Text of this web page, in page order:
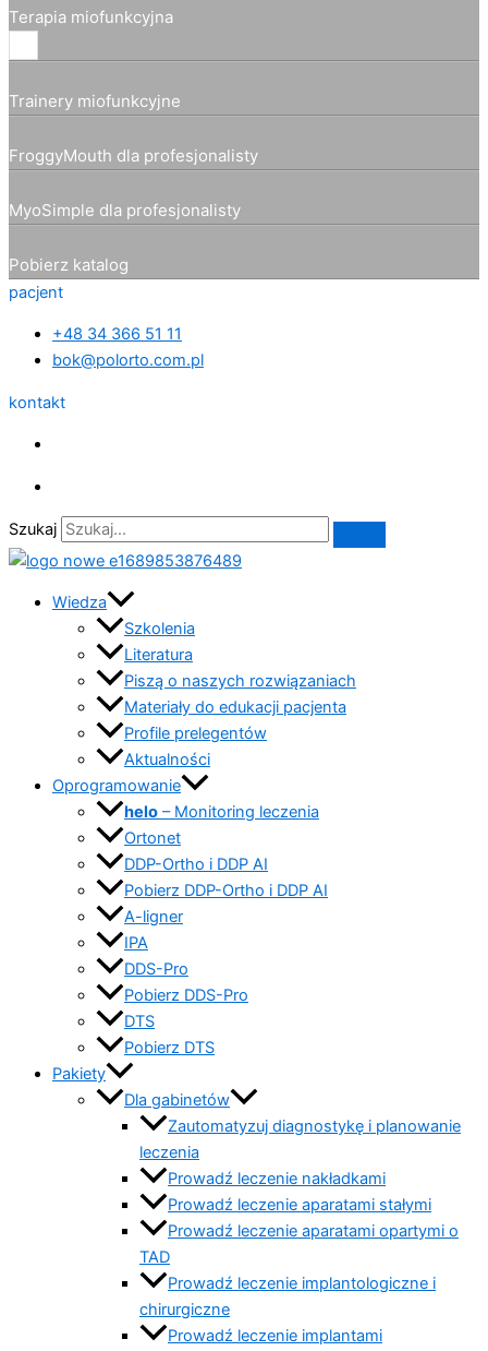
Terapia miofunkcyjna
Trainery miofunkcyjne
FroggyMouth dla profesjonalisty
MyoSimple dla profesjonalisty
Pobierz katalog
pacjent
+48 34 366 51 11
bok@polorto.com.pl
kontakt
Szukaj
Wiedza
Szkolenia
Literatura
Piszą o naszych rozwiązaniach
Materiały do edukacji pacjenta
Profile prelegentów
Aktualności
Oprogramowanie
helo – Monitoring leczenia
Ortonet
DDP-Ortho i DDP AI
Pobierz DDP-Ortho i DDP AI
A-ligner
IPA
DDS-Pro
Pobierz DDS-Pro
DTS
Pobierz DTS
Pakiety
Dla gabinetów
Zautomatyzuj diagnostykę i planowanie
leczenia
Prowadź leczenie nakładkami
Prowadź leczenie aparatami stałymi
Prowadź leczenie aparatami opartymi o
TAD
Prowadź leczenie implantologiczne i
chirurgiczne
Prowadź leczenie implantami